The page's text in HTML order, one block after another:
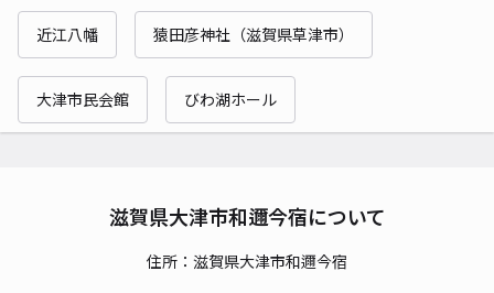
近江八幡 猿田彦神社（滋賀県草津市）
大津市民会館 びわ湖ホール
滋賀県大津市和邇今宿について
住所：滋賀県大津市和邇今宿